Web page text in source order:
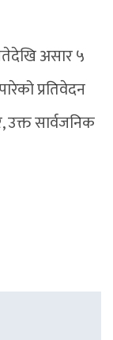
असार ५
प्रतिवेदन
उक्त सार्वजनिक